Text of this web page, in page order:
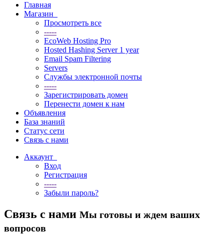
Главная
Магазин
Просмотреть все
-----
EcoWeb Hosting Pro
Hosted Hashing Server 1 year
Email Spam Filtering
Servers
Службы электронной почты
-----
Зарегистрировать домен
Перенести домен к нам
Объявления
База знаний
Статус сети
Связь с нами
Аккаунт
Вход
Регистрация
-----
Забыли пароль?
Связь с нами Мы готовы и ждем ваших
вопросов